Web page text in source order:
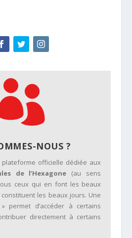
NOUS ?
officielle dédiée aux
de l’Hexagone (au sens
ceux qui en font les beaux
les beaux jours. Une
permet d’accéder à certains
directement à certains